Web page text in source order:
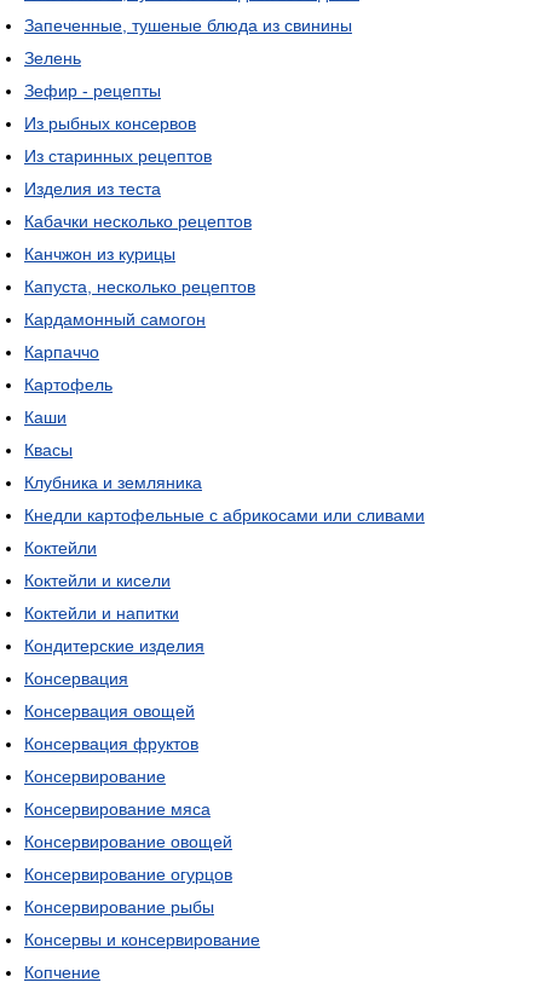
Запеченные, тушеные блюда из свинины
Зелень
Зефир - рецепты
Из рыбных консервов
Из старинных рецептов
Изделия из теста
Кабачки несколько рецептов
Канчжон из курицы
Капуста, несколько рецептов
Кардамонный самогон
Карпаччо
Картофель
Каши
Квасы
Клубника и земляника
Кнедли картофельные с абрикосами или сливами
Коктейли
Коктейли и кисели
Коктейли и напитки
Кондитерские изделия
Консервация
Консервация овощей
Консервация фруктов
Консервирование
Консервирование мяса
Консервирование овощей
Консервирование огурцов
Консервирование рыбы
Консервы и консервирование
Копчение